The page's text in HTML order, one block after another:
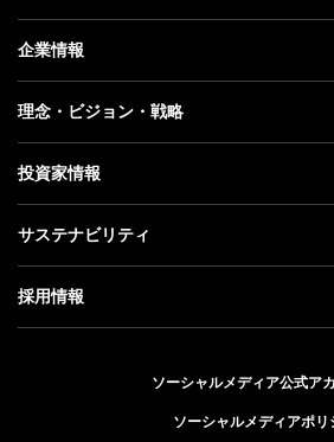
ニュース トップ
プレスリリース
更新情報
記者説明会
企業情報
企業情報 トップ
社長メッセージ
事業紹介
ガバナンス
理念・ビジョン・戦略
理念・ビジョン・戦略 トップ
成長戦略「Activate AI for Society」
人材戦略
投資家情報
投資家情報 トップ
経営方針
個人投資家の皆さまへ
サステナビリティ
サステナビリティ トップ
トップメッセージ
ESG方針・体制
採用情報
ソーシャルメディア公式ア
ソーシャルメディアポリ